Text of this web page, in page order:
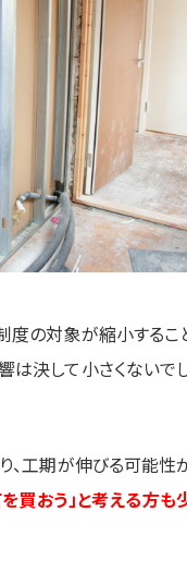
度の対象が縮小する
決して小さくないでし
、工期が伸びる可能
買おう」と考える方も